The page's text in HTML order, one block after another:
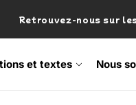
Retrouvez-nous sur
et textes Nous